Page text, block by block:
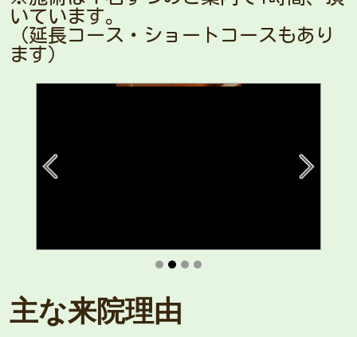
いています。
（延長コース・ショートコースもあり
ます）
主な来院理由